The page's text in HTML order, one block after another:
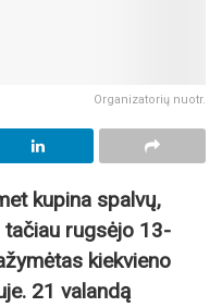
Organizatorių nuotr.
kupina spalvų,
rugsėjo 13-
kiekvieno
21 valandą